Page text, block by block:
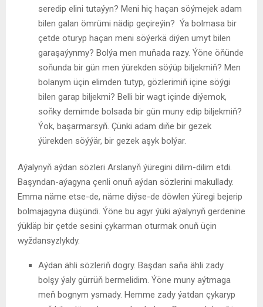
seredip elini tutaýyn? Meni hiç haçan söýmejek adam
bilen galan ömrümi nädip geçireýin? Ýa bolmasa bir
çetde oturyp haçan meni söýerkä diýen umyt bilen
garaşaýynmy? Bolýa men muňada razy. Ýöne öňünde
soňunda bir gün men ýürekden söýüp biljekmiň? Men
bolanym üçin elimden tutyp, gözlerimiň içine söýgi
bilen garap biljekmi? Belli bir wagt içinde diýemok,
soňky demimde bolsada bir gün muny edip biljekmiň?
Ýok, başarmarsyň. Çünki adam diňe bir gezek
ýürekden söýýär, bir gezek aşyk bolýar.
Aýalynyň aýdan sözleri Arslanyň ýüregini dilim-dilim etdi.
Başyndan-aýagyna çenli onuň aýdan sözlerini makullady.
Emma näme etse-de, näme diýse-de döwlen ýüregi bejerip
bolmajagyna düşündi. Ýöne bu agyr ýüki aýalynyň gerdenine
ýükläp bir çetde sesini çykarman oturmak onuň üçin
wyždansyzlykdy.
Aýdan ähli sözleriň dogry. Başdan saňa ähli zady
bolşy ýaly gürrüň bermelidim. Ýöne muny aýtmaga
meň bognym ysmady. Hemme zady ýatdan çykaryp